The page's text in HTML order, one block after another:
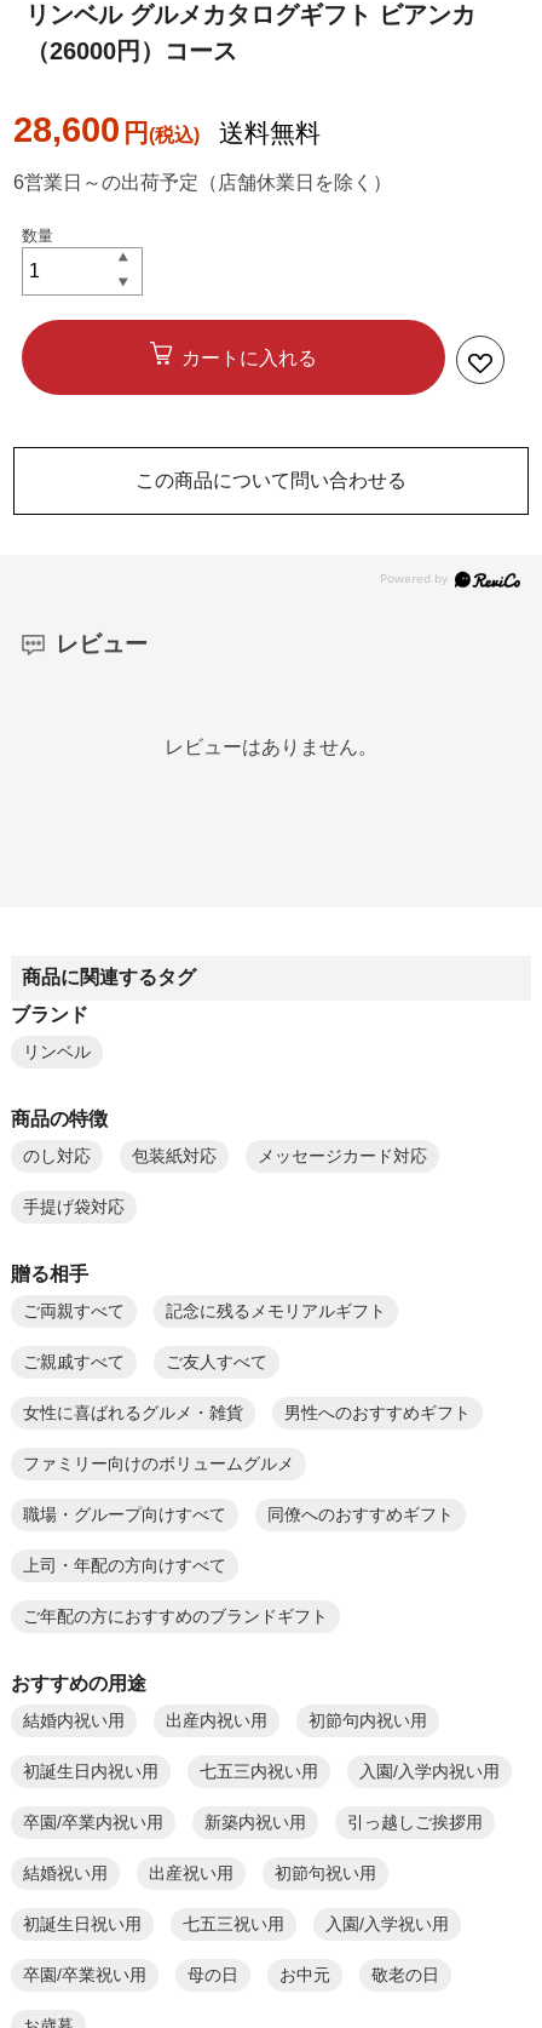
リンベル グルメカタログギフト ビアンカ
（26000円）コース
28,600 円 送料無料
6営業日～の出荷予定（店舗休業日を除く）
カートに入れる
この商品について問い合わせる
レビュー
レビューはありません。
商品に関連するタグ
ブランド
リンベル
商品の特徴
のし対応 包装紙対応 メッセージカード対応
手提げ袋対応
贈る相手
ご両親すべて 記念に残るメモリアルギフト
ご親戚すべて ご友人すべて
女性に喜ばれるグルメ・雑貨 男性へのおすすめギフト
ファミリー向けのボリュームグルメ
職場・グループ向けすべて 同僚へのおすすめギフト
上司・年配の方向けすべて
ご年配の方におすすめのブランドギフト
おすすめの用途
結婚内祝い用 出産内祝い用 初節句内祝い用
初誕生日内祝い用 七五三内祝い用 入園/入学内祝い用
卒園/卒業内祝い用 新築内祝い用 引っ越しご挨拶用
結婚祝い用 出産祝い用 初節句祝い用
初誕生日祝い用 七五三祝い用 入園/入学祝い用
卒園/卒業祝い用 母の日 お中元 敬老の日